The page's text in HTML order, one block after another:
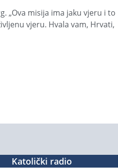
„Ova misija ima jaku vjeru i to
vjeru. Hvala vam, Hrvati,
Katolički radio